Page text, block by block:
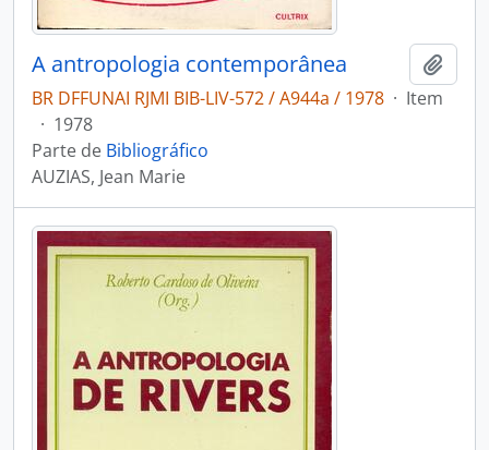
A antropologia contemporânea
BR DFFUNAI RJMI BIB-LIV-572 / A944a / 1978 · Item
· 1978
Parte de Bibliográfico
AUZIAS, Jean Marie